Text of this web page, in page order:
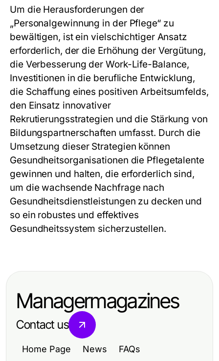
Um die Herausforderungen der
„Personalgewinnung in der Pflege“ zu
bewältigen, ist ein vielschichtiger Ansatz
erforderlich, der die Erhöhung der Vergütung,
die Verbesserung der Work-Life-Balance,
Investitionen in die berufliche Entwicklung,
die Schaffung eines positiven Arbeitsumfelds,
den Einsatz innovativer
Rekrutierungsstrategien und die Stärkung von
Bildungspartnerschaften umfasst. Durch die
Umsetzung dieser Strategien können
Gesundheitsorganisationen die Pflegetalente
gewinnen und halten, die erforderlich sind,
um die wachsende Nachfrage nach
Gesundheitsdienstleistungen zu decken und
so ein robustes und effektives
Gesundheitssystem sicherzustellen.
Managermagazines
Contact us
Home Page News FAQs